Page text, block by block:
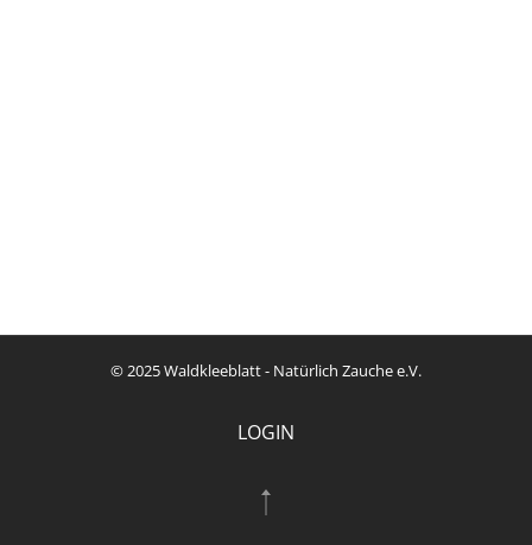
© 2025 Waldkleeblatt - Natürlich Zauche e.V.
LOGIN